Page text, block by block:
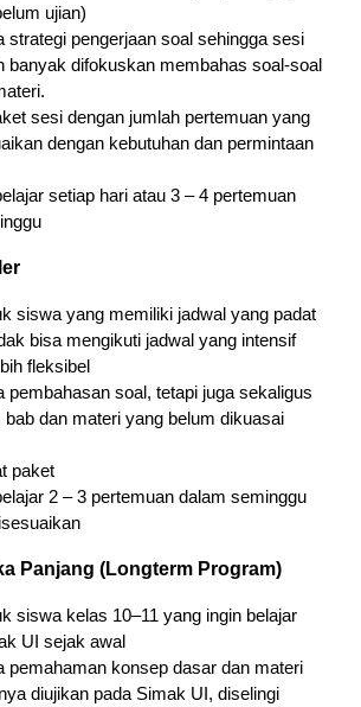
ujian)
strategi pengerjaan soal sehingga sesi
banyak difokuskan membahas soal-soal
sesi dengan jumlah pertemuan yang
dengan kebutuhan dan permintaan
setiap hari atau 3 – 4 pertemuan
siswa yang memiliki jadwal yang padat
bisa mengikuti jadwal yang intensif
fleksibel
pembahasan soal, tetapi juga sekaligus
bab dan materi yang belum dikuasai
paket
2 – 3 pertemuan dalam seminggu
Panjang (Longterm Program)
siswa kelas 10–11 yang ingin belajar
UI sejak awal
pemahaman konsep dasar dan materi
diujikan pada Simak UI, diselingi